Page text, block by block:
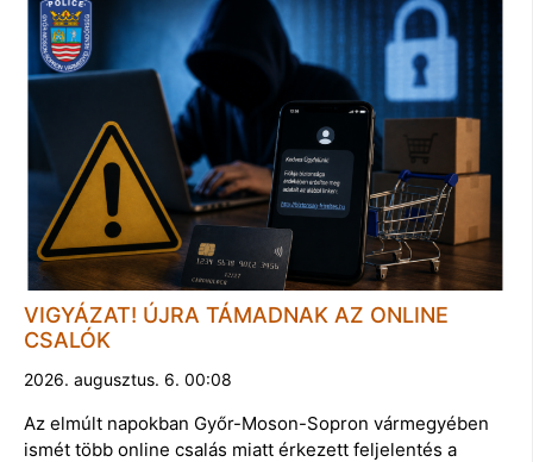
VIGYÁZAT! ÚJRA TÁMADNAK AZ ONLINE
CSALÓK
2026. augusztus. 6. 00:08
Az elmúlt napokban Győr-Moson-Sopron vármegyében
ismét több online csalás miatt érkezett feljelentés a